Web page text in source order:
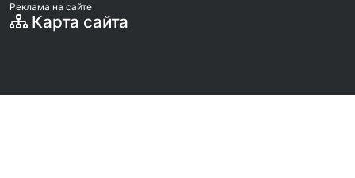
Реклама на сайте
Карта сайта